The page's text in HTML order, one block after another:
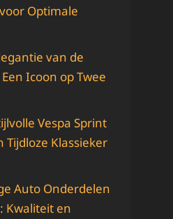
Optimale
van de
Icoon op Twee
Vespa Sprint
Tijdloze Klassieker
Auto Onderdelen
Kwaliteit en